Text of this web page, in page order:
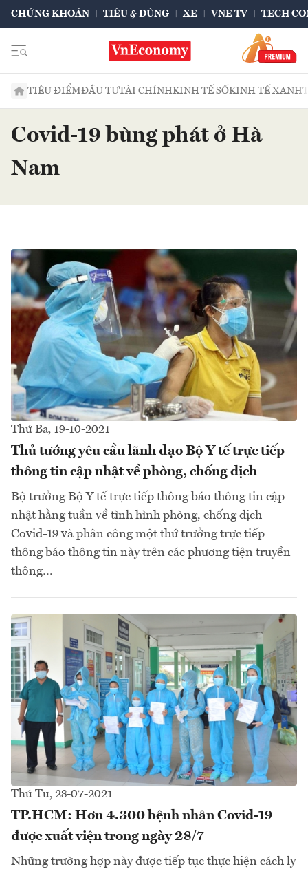
CHỨNG KHOÁN TIÊU & DÙNG XE VNE TV TECH
TIÊU ĐIỂMĐẦU TƯTÀI CHÍNHKINH TẾ SỐKINH TẾ XANH
Covid-19 bùng phát ở Hà
Nam
Thứ Ba, 19-10-2021
Thủ tướng yêu cầu lãnh đạo Bộ Y tế trực tiếp
thông tin cập nhật về phòng, chống dịch
Bộ trưởng Bộ Y tế trực tiếp thông báo thông tin cập
nhật hằng tuần về tình hình phòng, chống dịch
Covid-19 và phân công một thứ trưởng trực tiếp
thông báo thông tin này trên các phương tiện truyền
thông…
Thứ Tư, 28-07-2021
TP.HCM: Hơn 4.300 bệnh nhân Covid-19
được xuất viện trong ngày 28/7
Những trường hợp này được tiếp tục thực hiện cách ly